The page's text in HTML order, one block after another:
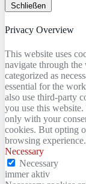
Schließen
Privacy Overview
This website uses
navigate through the
categorized as
essential for the
also use third-party
you use this
only with your
cookies. But opting
browsing experience.
Necessary
Necessary
immer aktiv